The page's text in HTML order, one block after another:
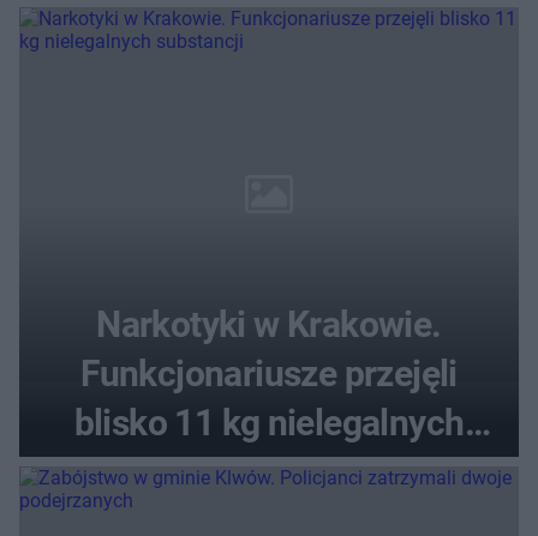
Narkotyki w Krakowie.
Funkcjonariusze przejęli
blisko 11 kg nielegalnych
substancji